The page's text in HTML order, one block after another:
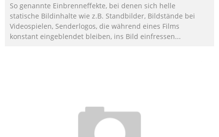
So genannte Einbrenneffekte, bei denen sich helle
statische Bildinhalte wie z.B. Standbilder, Bildstände bei
Videospielen, Senderlogos, die während eines Films
konstant eingeblendet bleiben, ins Bild einfressen...